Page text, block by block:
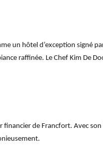
un hôtel d’exception signé
raffinée. Le Chef Kim De
de Francfort. Avec